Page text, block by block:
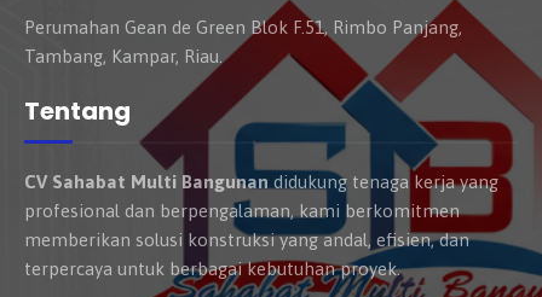
Perumahan Gean de Green Blok F.51, Rimbo Panjang,
Tambang, Kampar, Riau.
Tentang
CV Sahabat Multi Bangunan didukung tenaga kerja yang
profesional dan berpengalaman, kami berkomitmen
memberikan solusi konstruksi yang andal, efisien, dan
terpercaya untuk berbagai kebutuhan proyek.